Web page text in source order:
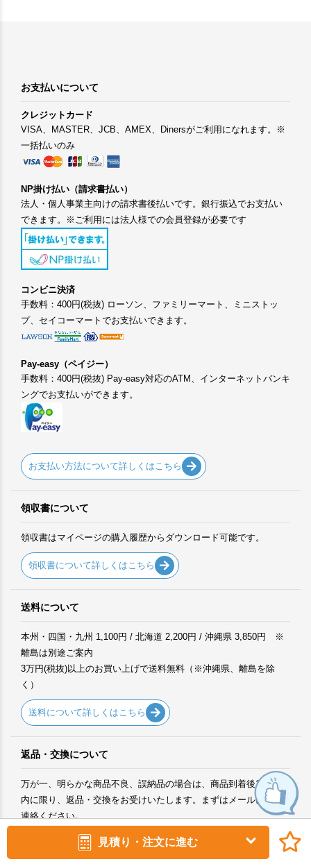
見積り・注文に進む
お支払いについて
クレジットカード
VISA、MASTER、JCB、AMEX、Dinersがご利用になれます。※
一括払いのみ
NP掛け払い（請求書払い）
法人・個人事業主向けの請求書後払いです。銀行振込でお支払い
できます。※ご利用には法人様での会員登録が必要です
コンビニ決済
手数料：400円(税抜) ローソン、ファミリーマート、ミニストッ
プ、セイコーマートでお支払いできます。
Pay-easy（ペイジー）
手数料：400円(税抜) Pay-easy対応のATM、インターネットバンキ
ングでお支払いができます。
お支払い方法について詳しくはこちら
領収書について
領収書はマイページの購入履歴からダウンロード可能です。
領収書について詳しくはこちら
送料について
本州・四国・九州 1,100円 / 北海道 2,200円 / 沖縄県 3,850円 ※
離島は別途ご案内
3万円(税抜)以上のお買い上げで送料無料（※沖縄県、離島を除
く）
送料について詳しくはこちら
返品・交換について
万が一、明らかな商品不良、誤納品の場合は、商品到着後1週間以
内に限り、返品・交換をお受けいたします。まずはメールにてご
連絡ください。
※事前連絡のない商品の送付はお受けできかねます。
※不良品以外の返品・交換はお受けしておりません。